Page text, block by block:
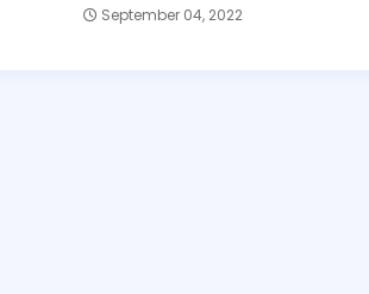
September 04, 2022